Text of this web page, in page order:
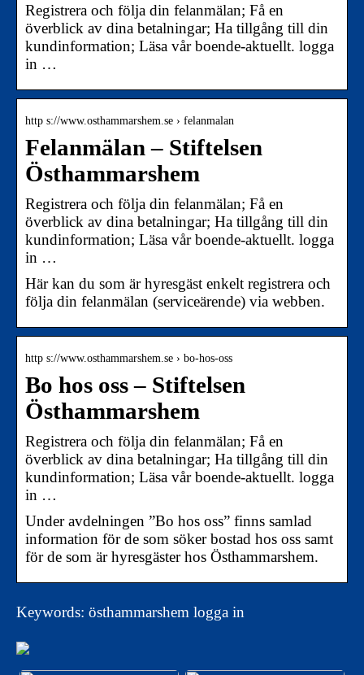
Registrera och följa din felanmälan; Få en
överblick av dina betalningar; Ha tillgång till din
kundinformation; Läsa vår boende-aktuellt. logga
in …
http s://www.osthammarshem.se › felanmalan
Felanmälan – Stiftelsen
Östhammarshem
Registrera och följa din felanmälan; Få en
överblick av dina betalningar; Ha tillgång till din
kundinformation; Läsa vår boende-aktuellt. logga
in …
Här kan du som är hyresgäst enkelt registrera och
följa din felanmälan (serviceärende) via webben.
http s://www.osthammarshem.se › bo-hos-oss
Bo hos oss – Stiftelsen
Östhammarshem
Registrera och följa din felanmälan; Få en
överblick av dina betalningar; Ha tillgång till din
kundinformation; Läsa vår boende-aktuellt. logga
in …
Under avdelningen ”Bo hos oss” finns samlad
information för de som söker bostad hos oss samt
för de som är hyresgäster hos Östhammarshem.
Keywords: östhammarshem logga in